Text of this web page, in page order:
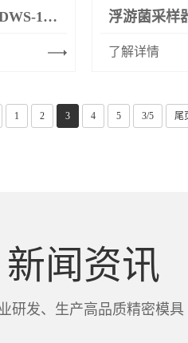
种子低温低湿储藏柜SR-DWS-1600 浮游菌采样
了解详情
1 2 3 4 5 3/5 尾
新闻资讯
研发、生产高品质精密模具